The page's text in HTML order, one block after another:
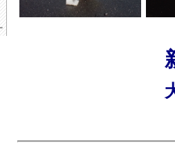
あとりえピク
犬走工房「線
エンドウ 国
ルキット ご
内5/16 UP